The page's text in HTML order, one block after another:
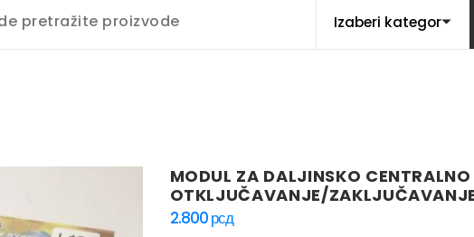
MODUL ZA DALJINSKO CENTRALNO
OTKLJUČAVANJE/
2.800рсд